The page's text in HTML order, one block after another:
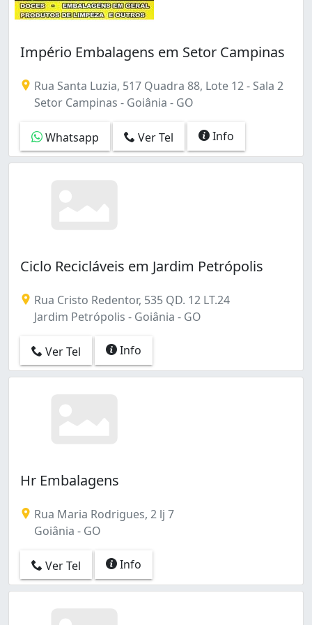
Sítios de Recreio Mansões do Campus (1)
Vila Abajá (1)
Vila Boa Sorte (1)
Vila Jardim São Judas Tadeu (1)
Vila João Vaz (1)
Vila Legionárias (1)
Vila Mauá (3)
Vila Morais (2)
Vila Vera Cruz (1)
Vila Xavier (1)
Império Embalagens em Setor Campinas
Rua Santa Luzia, 517 Quadra 88, Lote 12 - Sala 2
Setor Campinas - Goiânia - GO
Whatsapp Ver Tel Info
Ciclo Recicláveis em Jardim Petrópolis
Rua Cristo Redentor, 535 QD. 12 LT.24
Jardim Petrópolis - Goiânia - GO
Ver Tel Info
Hr Embalagens
Rua Maria Rodrigues, 2 lj 7
Goiânia - GO
Ver Tel Info